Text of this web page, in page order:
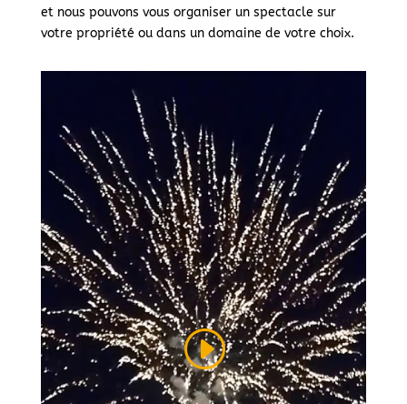
et nous pouvons vous organiser un spectacle sur
votre propriété ou dans un domaine de votre choix.